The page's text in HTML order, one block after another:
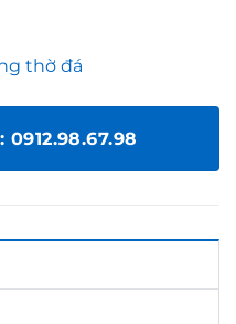
thờ đá
0912.98.67.98